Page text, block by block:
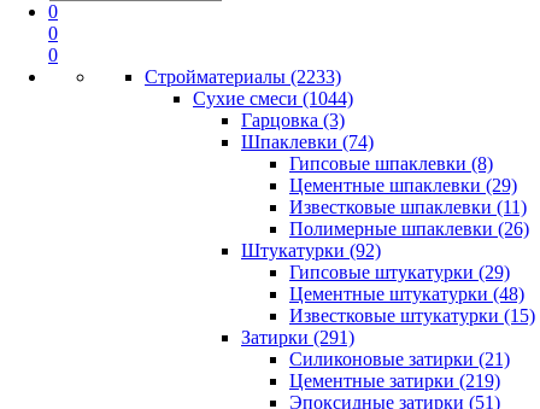
0
0
0
Стройматериалы (2233)
Сухие смеси (1044)
Гарцовка (3)
Шпаклевки (74)
Гипсовые шпаклевки (8)
Цементные шпаклевки (29)
Известковые шпаклевки (11)
Полимерные шпаклевки (26)
Штукатурки (92)
Гипсовые штукатурки (29)
Цементные штукатурки (48)
Известковые штукатурки (15)
Затирки (291)
Силиконовые затирки (21)
Цементные затирки (219)
Эпоксидные затирки (51)